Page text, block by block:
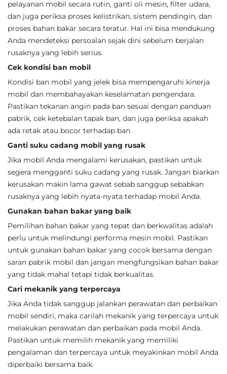
pelayanan mobil secara rutin, ganti oli mesin, filter udara,
dan juga periksa proses kelistrikan, sistem pendingin, dan
proses bahan bakar secara teratur. Hal ini bisa mendukung
Anda mendeteksi persoalan sejak dini sebelum berjalan
rusaknya yang lebih serius.
Cek kondisi ban mobil
Kondisi ban mobil yang jelek bisa mempengaruhi kinerja
mobil dan membahayakan keselamatan pengendara.
Pastikan tekanan angin pada ban sesuai dengan panduan
pabrik, cek ketebalan tapak ban, dan juga periksa apakah
ada retak atau bocor terhadap ban.
Ganti suku cadang mobil yang rusak
Jika mobil Anda mengalami kerusakan, pastikan untuk
segera mengganti suku cadang yang rusak. Jangan biarkan
kerusakan makin lama gawat sebab sanggup sebabkan
rusaknya yang lebih nyata-nyata terhadap mobil Anda.
Gunakan bahan bakar yang baik
Pemilihan bahan bakar yang tepat dan berkwalitas adalah
perlu untuk melindungi performa mesin mobil. Pastikan
untuk gunakan bahan bakar yang cocok bersama dengan
saran pabrik mobil dan jangan mengfungsikan bahan bakar
yang tidak mahal tetapi tidak berkualitas.
Cari mekanik yang terpercaya
Jika Anda tidak sanggup jalankan perawatan dan perbaikan
mobil sendiri, maka carilah mekanik yang terpercaya untuk
melakukan perawatan dan perbaikan pada mobil Anda.
Pastikan untuk memilih mekanik yang memiliki
pengalaman dan terpercaya untuk meyakinkan mobil Anda
diperbaiki bersama baik.